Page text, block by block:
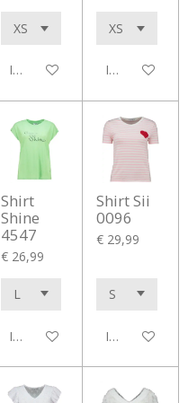
In winkelwagen In
Shirt
Shine
4547
€ 26,99
In winkelwagen
Shirt Sii
0096
€ 29,99
In